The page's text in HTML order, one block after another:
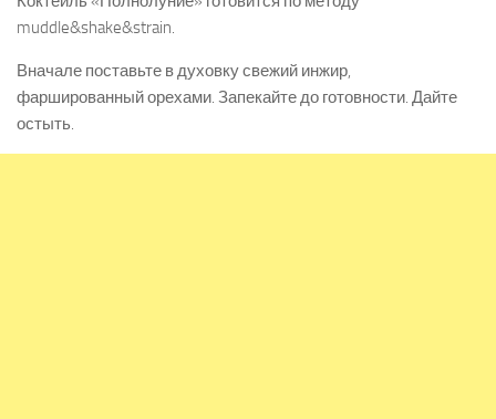
muddle&shake&strain.
Вначале поставьте в духовку свежий инжир,
фаршированный орехами. Запекайте до готовности. Дайте
остыть.